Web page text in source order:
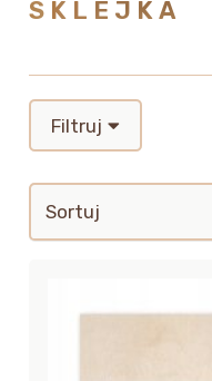
SKLEJKA
Filtruj